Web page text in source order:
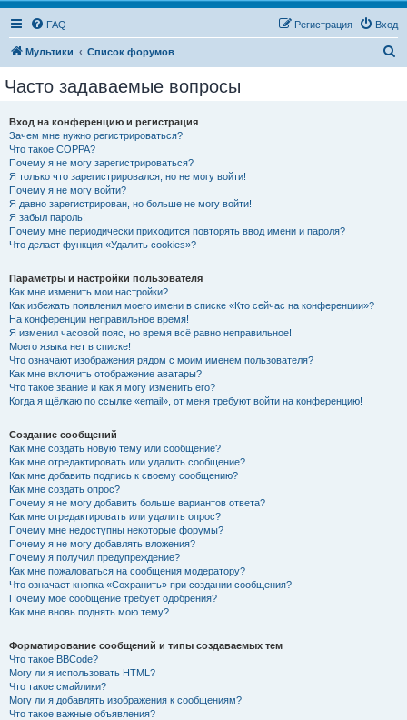
FAQ Вход
Регистрация
Мультики Список форумов
Часто задаваемые вопросы
Вход на конференцию и регистрация
Зачем мне нужно регистрироваться?
Что такое COPPA?
Почему я не могу зарегистрироваться?
Я только что зарегистрировался, но не могу войти!
Почему я не могу войти?
Я давно зарегистрирован, но больше не могу войти!
Я забыл пароль!
Почему мне периодически приходится повторять ввод имени и пароля?
Что делает функция «Удалить cookies»?
Параметры и настройки пользователя
Как мне изменить мои настройки?
Как избежать появления моего имени в списке «Кто сейчас на конференции»?
На конференции неправильное время!
Я изменил часовой пояс, но время всё равно неправильное!
Моего языка нет в списке!
Что означают изображения рядом с моим именем пользователя?
Как мне включить отображение аватары?
Что такое звание и как я могу изменить его?
Когда я щёлкаю по ссылке «email», от меня требуют войти на конференцию!
Создание сообщений
Как мне создать новую тему или сообщение?
Как мне отредактировать или удалить сообщение?
Как мне добавить подпись к своему сообщению?
Как мне создать опрос?
Почему я не могу добавить больше вариантов ответа?
Как мне отредактировать или удалить опрос?
Почему мне недоступны некоторые форумы?
Почему я не могу добавлять вложения?
Почему я получил предупреждение?
Как мне пожаловаться на сообщения модератору?
Что означает кнопка «Сохранить» при создании сообщения?
Почему моё сообщение требует одобрения?
Как мне вновь поднять мою тему?
Форматирование сообщений и типы создаваемых тем
Что такое BBCode?
Могу ли я использовать HTML?
Что такое смайлики?
Могу ли я добавлять изображения к сообщениям?
Что такое важные объявления?